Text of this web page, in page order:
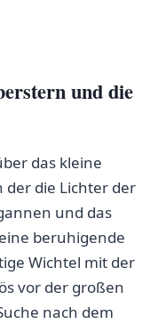
und die
das ​kleine​
der die⁤ Lichter der
und das
‌beruhigende
Wichtel mit der
vor der großen
nach dem